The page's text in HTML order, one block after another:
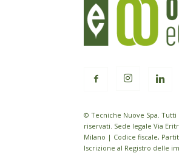
© Tecniche Nuove Spa.
riservati. Sede legale Via
Milano | Codice fiscale,
Iscrizione al Registro delle